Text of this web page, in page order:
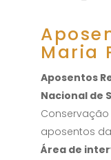
Maria
Aposentos
Nacional de
aposentos da
Área de